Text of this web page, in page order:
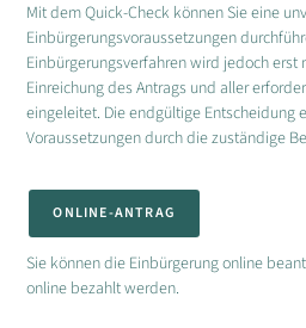
Mit dem Quick-Check können Sie eine
Einbürgerungsvoraussetzungen
Einbürgerungsverfahren wird jedoch
Einreichung des Antrags und aller
eingeleitet. Die endgültige Entscheidung
Voraussetzungen durch die zuständige
ONLINE-ANTRAG
Sie können die Einbürgerung online
online bezahlt werden.